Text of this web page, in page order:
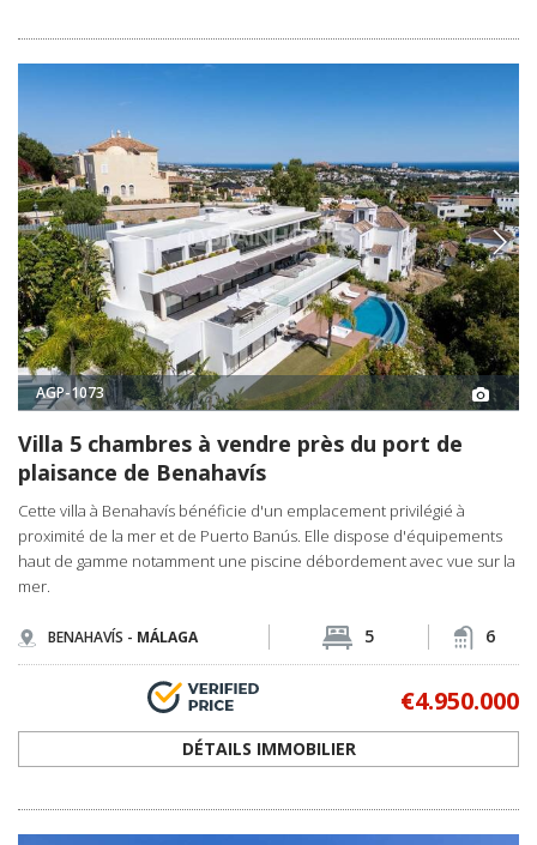
AGP-1073
Villa 5 chambres à vendre près du port de
plaisance de Benahavís
Cette villa à Benahavís bénéficie d'un emplacement privilégié à
proximité de la mer et de Puerto Banús. Elle dispose d'équipements
haut de gamme notamment une piscine débordement avec vue sur la
mer.
BENAHAVÍS - MÁLAGA 5 6
€4.950.000
DÉTAILS IMMOBILIER